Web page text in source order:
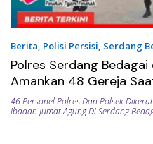
Berita, Polisi Persisi, Serdang
Polres Serdang
Amankan 48 Gereja
46 Personel Polres Dan Polsek
Ibadah Jumat Agung Di Serdang